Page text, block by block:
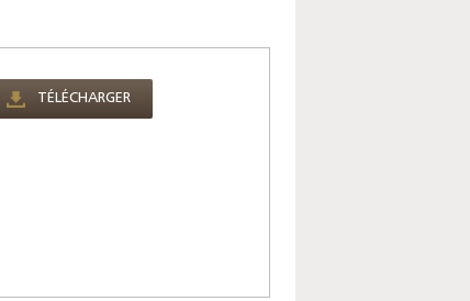
TÉLÉCHARGER